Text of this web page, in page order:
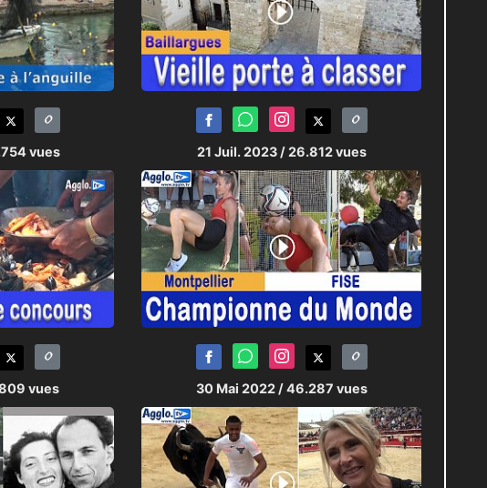
vues 21 Juil. 2023 / 26.812 vues
vues 30 Mai 2022 / 46.287 vues